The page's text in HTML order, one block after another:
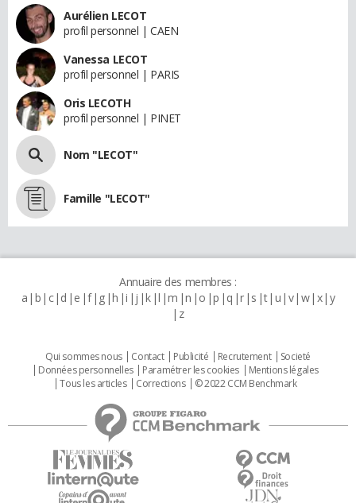
Aurélien LECOT
profil personnel | CAEN
Vanessa LECOT
profil personnel | PARIS
Oris LECOTH
profil personnel | PINET
Nom "LECOT"
Famille "LECOT"
Annuaire des membres :
a b c d e f g h i j k l m n o p q r s t u v w x y
z
Qui sommes nous Contact Publicité Recrutement
Societé
Données personnelles
Paramétrer les cookies
Mentions légales
Tous les articles
Corrections © 2022 CCM Benchmark